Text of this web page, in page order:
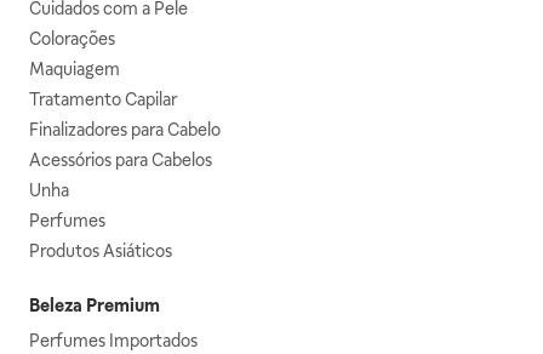
Cuidados com a Pele
Colorações
Maquiagem
Tratamento Capilar
Finalizadores para Cabelo
Acessórios para Cabelos
Unha
Perfumes
Produtos Asiáticos
Beleza Premium
Perfumes Importados